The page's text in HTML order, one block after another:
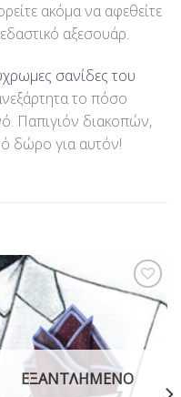
ακόμα να αφεθείτε
αξεσουάρ.
σανίδες του
το πόσο
Παπιγιόν διακοπών,
δώρο για αυτόν!
Προσθήκη
στη Λίστα
Επιθυμίας
ΕΞΑΝΤΛΗΜΈΝΟ